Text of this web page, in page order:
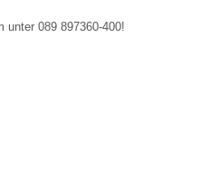
unter 089 897360-400!